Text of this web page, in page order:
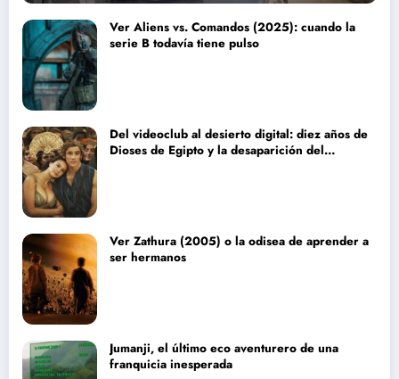
Ver Aliens vs. Comandos (2025): cuando la
serie B todavía tiene pulso
Del videoclub al desierto digital: diez años de
Dioses de Egipto y la desaparición del
Ver Zathura (2005) o la odisea de aprender a
ser hermanos
Jumanji, el último eco aventurero de una
franquicia inesperada